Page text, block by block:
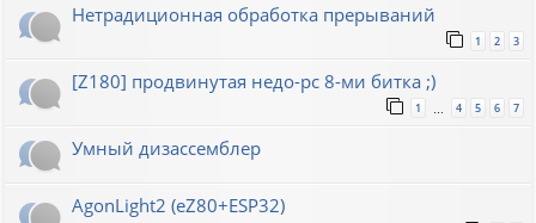
Нетрадиционная обработка прерываний
1 2 3
[Z180] продвинутая недо-pc 8-ми битка ;)
1 … 4 5 6 7
Умный дизассемблер
AgonLight2 (eZ80+ESP32)